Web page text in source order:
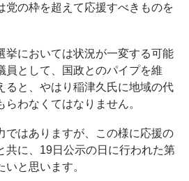
党の枠を超えて応援すべきものを
挙においては状況が一変する可能
員として、国政とのパイプを維
ると、やはり稲津久氏に地域の代
わなくてはなりません。
ではありますが、この様に応援の
共に、19日公示の日に行われた第
と思います。